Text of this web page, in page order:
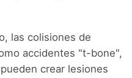
las colisiones de
accidentes "t-bone",
crear lesiones